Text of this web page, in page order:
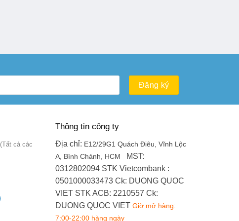
(Tất cả các
Thông tin công ty
Địa chỉ: E12/29G1 Quách Điêu, Vĩnh Lộc
A, Bình Chánh, HCM
MST:
0312802094 STK Vietcombank :
0501000033473Ck: DUONG QUOC
VIET STK ACB: 2210557 Ck:
DUONG QUOC VIET Giờ mở hàng:
7:00-22:00 hàng ngày